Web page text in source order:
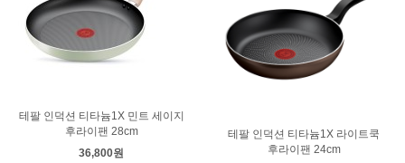
테팔 인덕션 티타늄1X 민트 세이지
후라이팬 28cm
36,800원
테팔 인덕션 티타늄1X 라이트쿡
후라이팬 24cm